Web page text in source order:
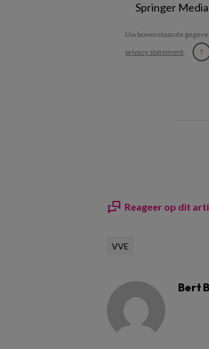
Springer Media
Uw bovenstaande
privacy statement. ?
Reageer op dit
VVE
Bert